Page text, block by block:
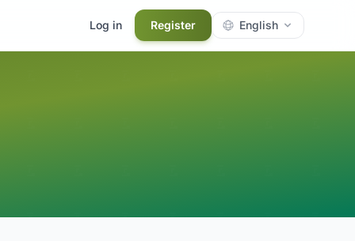
Log in Register English